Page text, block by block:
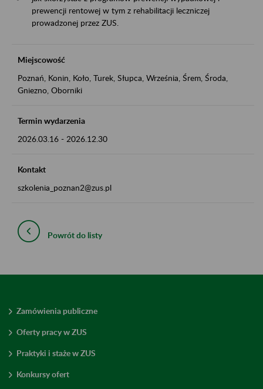
prewencji rentowej w tym z rehabilitacji leczniczej
prowadzonej przez ZUS.
Miejscowość
Poznań, Konin, Koło, Turek, Słupca, Września, Śrem, Środa,
Gniezno, Oborniki
Termin wydarzenia
2026.03.16 - 2026.12.30
Kontakt
szkolenia_poznan2@zus.pl
Powrót do listy
Zamówienia publiczne
Oferty pracy w ZUS
Praktyki i staże w ZUS
Konkursy ofert